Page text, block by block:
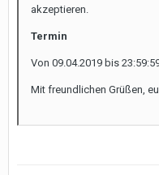
akzeptieren.
Termin
Von 09.04.2019 bis
Mit freundlichen Grüßen,